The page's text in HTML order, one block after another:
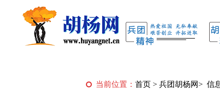
当前位置： 首页 > 兵团胡杨网> 信